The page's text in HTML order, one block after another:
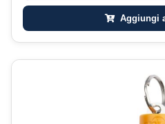
Aggiungi